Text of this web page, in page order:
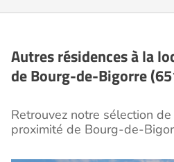
Autres résidences à la
de Bourg-de-Bigorre
Retrouvez notre sélection
proximité de Bourg-de-